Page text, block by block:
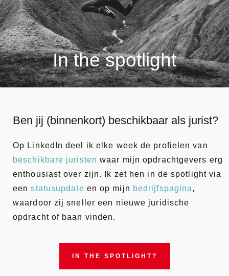
In the spotlight
Ben jij (binnenkort) beschikbaar als jurist?
Op LinkedIn deel ik elke week de profielen van
beschikbare juristen waar mijn opdrachtgevers erg
enthousiast over zijn. Ik zet hen in de spotlight via
eenstatusupdate en op mijn bedrijfspagina,
waardoor zij sneller een nieuwe juridische
opdracht of baan vinden.
IN THE SPOTLIGHT?